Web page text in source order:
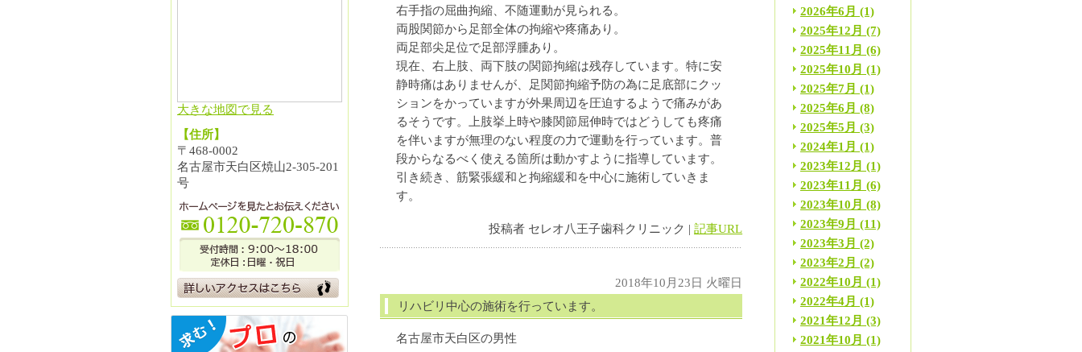
右手指の屈曲拘縮、不随運動が見られる。
両股関節から足部全体の拘縮や疼痛あり。
両足部尖足位で足部浮腫あり。
現在、右上肢、両下肢の関節拘縮は残存しています。特に安
静時痛はありませんが、足関節拘縮予防の為に足底部にクッ
ションをかっていますが外果周辺を圧迫するようで痛みがあ
るそうです。上肢挙上時や膝関節屈伸時ではどうしても疼痛
を伴いますが無理のない程度の力で運動を行っています。普
段からなるべく使える箇所は動かすように指導しています。
引き続き、筋緊張緩和と拘縮緩和を中心に施術していきま
す。
投稿者 セレオ八王子歯科クリニック |記事URL
2018年10月23日 火曜日
リハビリ中心の施術を行っています。
名古屋市天白区の男性
2026年6月 (1)
2025年12月 (7)
2025年11月 (6)
2025年10月 (1)
2025年7月 (1)
2025年6月 (8)
2025年5月 (3)
2024年1月 (1)
2023年12月 (1)
2023年11月 (6)
2023年10月 (8)
2023年9月 (11)
2023年3月 (2)
2023年2月 (2)
2022年10月 (1)
2022年4月 (1)
2021年12月 (3)
2021年10月 (1)
大きな地図で見る
【住所】
〒468-0002
名古屋市天白区焼山2-305-201
号